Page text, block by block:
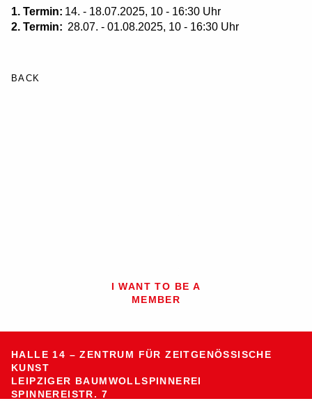
1. Termin: 14. - 18.07.2025, 10 - 16:30 Uhr
2. Termin: 28.07. - 01.08.2025, 10 - 16:30 Uhr
BACK
Jump to the top of the page
HALLE 14 – ZENTRUM FÜR ZEITGENÖSSISCHE
KUNST
LEIPZIGER BAUMWOLLSPINNEREI
SPINNEREISTR. 7
I WANT TO BE A
MEMBER